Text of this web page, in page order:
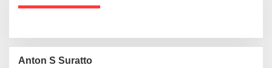
Anton S Suratto